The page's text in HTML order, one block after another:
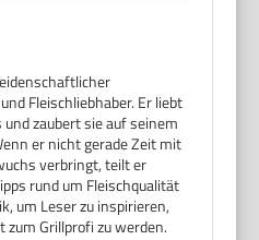
Fleischliebhaber. Er liebt
zaubert sie auf seinem
er nicht gerade Zeit mit
verbringt, teilt er
rund um Fleischqualität
um Leser zu inspirieren,
zum Grillprofi zu werden.